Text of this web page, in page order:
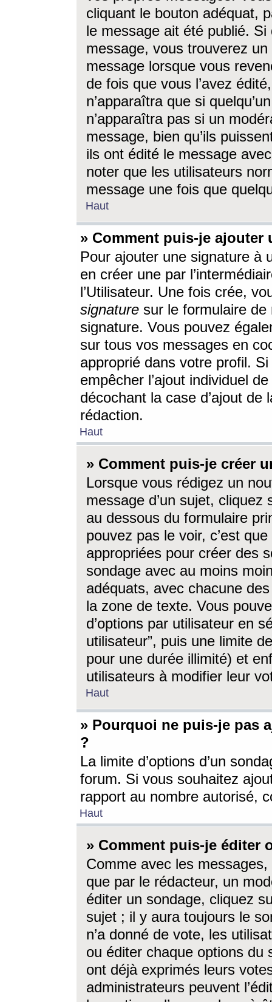
cliquant le bouton adéquat,
le message ait été publié. Si
message, vous trouverez
message lorsque vous
de fois que vous l’avez
n’apparaîtra que si
n’apparaîtra pas si un
message, bien qu’ils
ils ont édité le message
noter que les utilisateurs
message une fois que
Haut
» Comment puis-je ajouter
Pour ajouter une signature à
en créer une par
l’Utilisateur. Une fois crée,
signature sur le formulaire de
signature. Vous pouvez
sur tous vos messages en
approprié dans votre profil.
empêcher l’ajout individuel
décochant la case d’ajout
rédaction.
Haut
» Comment puis-je créer
Lorsque vous rédigez un
message d’un sujet, cliquez
au dessous du formulaire
pouvez pas le voir, c’est
appropriées pour créer des
sondage avec au moins
adéquats, avec chacune
la zone de texte. Vous
d’options par utilisateur en
utilisateur”, puis une limite
pour une durée illimité) et
utilisateurs à modifier leur
Haut
» Pourquoi ne puis-je pas
?
La limite d’options d’un
forum. Si vous souhaitez
rapport au nombre autorisé,
Haut
» Comment puis-je éditer
Comme avec les
que par le rédacteur, un
éditer un sondage, cliquez
sujet ; il y aura toujours le
n’a donné de vote, les
ou éditer chaque options du
ont déjà exprimés leurs
administrateurs peuvent